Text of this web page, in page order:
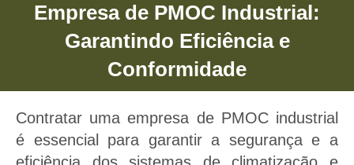
Empresa de PMOC Industrial
Empresa de PMOC Industrial -
para sua empresas e negócios
através do Plano De Manutenção,
Operação e Controle.
Empresa de PMOC Industrial:
Garantindo Eficiência e
Conformidade
Contratar uma empresa de PMOC industrial
é essencial para garantir a segurança e a